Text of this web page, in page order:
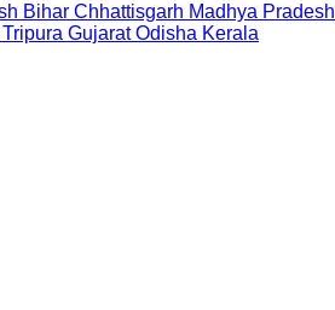
Bihar Chhattisgarh Madhya Pradesh
Tripura Gujarat Odisha Kerala